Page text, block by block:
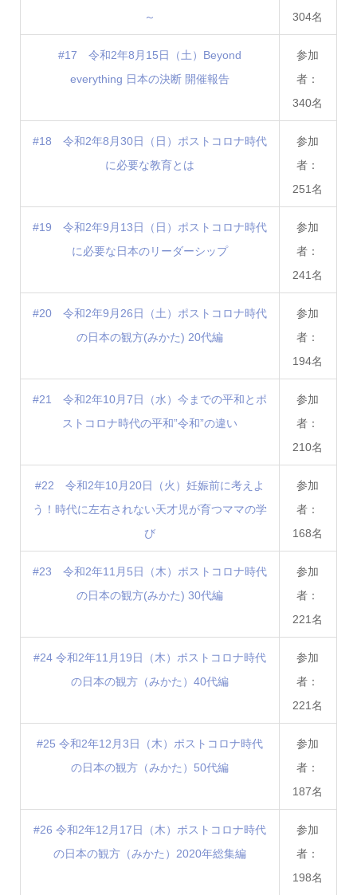
～
304名
#17 令和2年8月15日（土）Beyond
everything 日本の決断 開催報告
参加
者：
340名
#18 令和2年8月30日（日）ポストコロナ時代
に必要な教育とは
参加
者：
251名
#19 令和2年9月13日（日）ポストコロナ時代
に必要な日本のリーダーシップ
参加
者：
241名
#20 令和2年9月26日（土）ポストコロナ時代
の日本の観方(みかた) 20代編
参加
者：
194名
#21 令和2年10月7日（水）今までの平和とポ
ストコロナ時代の平和”令和”の違い
参加
者：
210名
#22 令和2年10月20日（火）妊娠前に考えよ
う！時代に左右されない天才児が育つママの学
び
参加
者：
168名
#23 令和2年11月5日（木）ポストコロナ時代
の日本の観方(みかた) 30代編
参加
者：
221名
#24 令和2年11月19日（木）ポストコロナ時代
の日本の観方（みかた）40代編
参加
者：
221名
#25 令和2年12月3日（木）ポストコロナ時代
の日本の観方（みかた）50代編
参加
者：
187名
#26 令和2年12月17日（木）ポストコロナ時代
の日本の観方（みかた）2020年総集編
参加
者：
198名